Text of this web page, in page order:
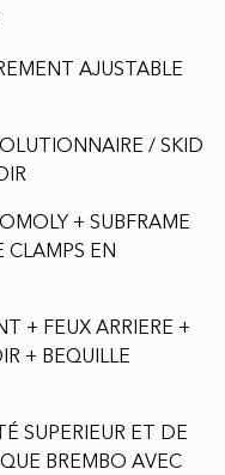
AJUSTABLE
/ SKID
+ SUBFRAME
CLAMPS EN
+ FEUX ARRIERE +
+ BEQUILLE
SUPERIEUR ET DE
BREMBO AVEC